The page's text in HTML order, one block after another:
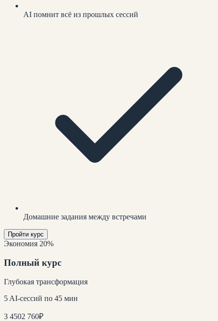
AI помнит всё из прошлых сессий
Домашние задания между встречами
Пройти курс
Экономия 20%
Полный курс
Глубокая трансформация
5 AI-сессий по 45 мин
3 4502 760₽